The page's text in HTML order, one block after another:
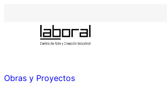
Obras y Proyectos